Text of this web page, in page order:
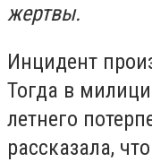
жертвы.
Инцидент
Тогда в
летнего
рассказала,